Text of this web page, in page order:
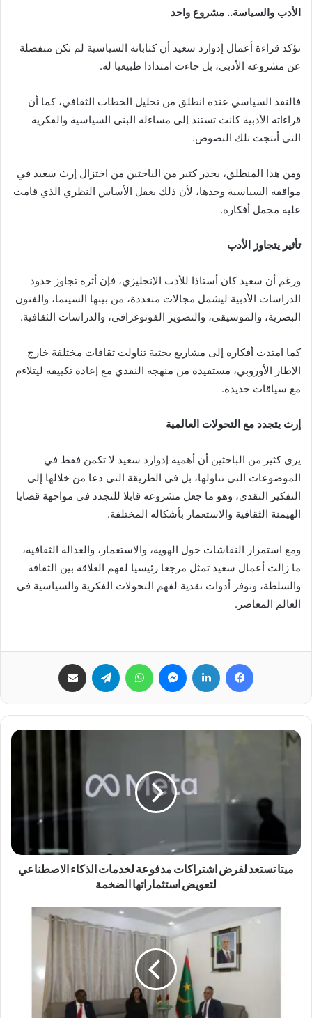
الأدب والسياسة.. مشروع واحد
تؤكد قراءة أعمال إدوارد سعيد أن كتاباته السياسية لم تكن منفصلة
عن مشروعه الأدبي، بل جاءت امتدادا طبيعيا له.
فالنقد السياسي عنده انطلق من تحليل الخطاب الثقافي، كما أن
قراءاته الأدبية كانت تستند إلى مساءلة البنى السياسية والفكرية
التي أنتجت تلك النصوص.
ومن هذا المنطلق، يحذر كثير من الباحثين من اختزال إرث سعيد في
مواقفه السياسية وحدها، لأن ذلك يغفل الأساس النظري الذي قامت
عليه مجمل أفكاره.
تأثير يتجاوز الأدب
ورغم أن سعيد كان أستاذا للأدب الإنجليزي، فإن أثره تجاوز حدود
الدراسات الأدبية ليشمل مجالات متعددة، من بينها السينما، والفنون
البصرية، والموسيقى، والتصوير الفوتوغرافي، والدراسات الثقافية.
كما امتدت أفكاره إلى مشاريع بحثية تناولت ثقافات مختلفة خارج
الإطار الأوروبي، مستفيدة من منهجه النقدي مع إعادة تكييفه ليتلاءم
مع سياقات جديدة.
إرث يتجدد مع التحولات العالمية
يرى كثير من الباحثين أن أهمية إدوارد سعيد لا تكمن فقط في
الموضوعات التي تناولها، بل في الطريقة التي دعا من خلالها إلى
التفكير النقدي، وهو ما جعل مشروعه قابلا للتجدد في مواجهة قضايا
الهيمنة الثقافية والاستعمار بأشكاله المختلفة.
ومع استمرار النقاشات حول الهوية، والاستعمار، والعدالة الثقافية،
ما زالت أعمال سعيد تمثل مرجعا رئيسيا لفهم العلاقة بين الثقافة
والسلطة، وتوفر أدوات نقدية لفهم التحولات الفكرية والسياسية في
العالم المعاصر.
فيسبوك لينكدإن ماسنجر واتساب تيلقرام
ميتا تستعد لفرض اشتراكات مدفوعة لخدمات الذكاء الاصطناعي
لتعويض استثماراتها الضخمة